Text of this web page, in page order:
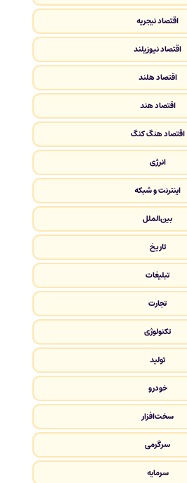
اقتصاد نیجریه
اقتصاد نیوزیلند
اقتصاد هلند
اقتصاد هند
اقتصاد هنگ کنگ
انرژی
اینترنت و شبکه
بین‌الملل
تاریخ
تبلیغات
تجارت
تکنولوژی
تولید
خودرو
سخت‌افزار
سرگرمی
سرمایه